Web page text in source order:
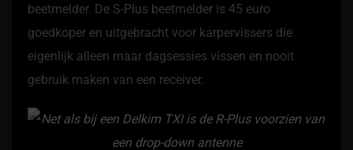
beetmelder. De S-Plus beetmelder is 45 euro
goedkoper en uitgebracht voor karpervissers die
eigenlijk alleen maar dagsessies vissen en nooit
gebruik maken van een receiver.